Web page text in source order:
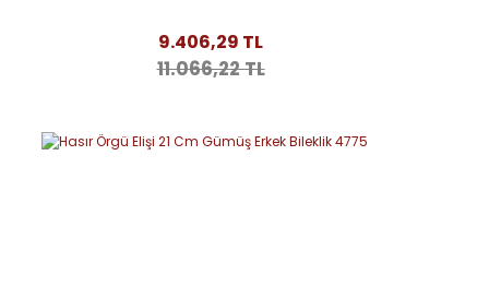
9.406,29 TL
11.066,22 TL